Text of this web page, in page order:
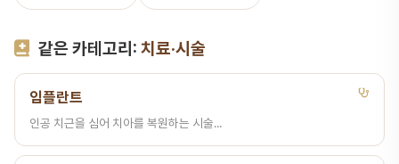
같은 카테고리: 치료·시술
임플란트
인공 치근을 심어 치아를 복원하는 시술...